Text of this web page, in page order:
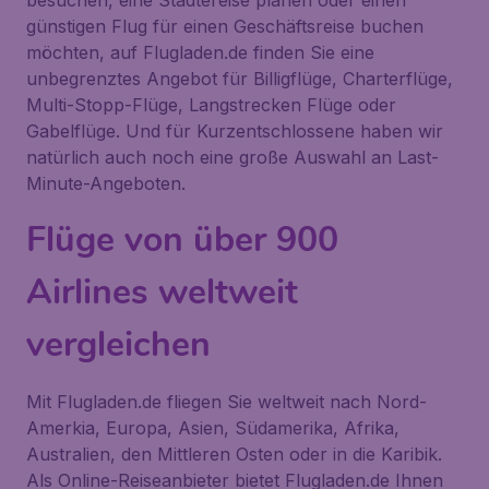
günstigen Flug für einen Geschäftsreise buchen
möchten, auf Flugladen.de finden Sie eine
unbegrenztes Angebot für Billigflüge, Charterflüge,
Multi-Stopp-Flüge, Langstrecken Flüge oder
Gabelflüge. Und für Kurzentschlossene haben wir
natürlich auch noch eine große Auswahl an Last-
Minute-Angeboten.
Flüge von über 900
Airlines weltweit
vergleichen
Mit Flugladen.de fliegen Sie weltweit nach Nord-
Amerkia, Europa, Asien, Südamerika, Afrika,
Australien, den Mittleren Osten oder in die Karibik.
Als Online-Reiseanbieter bietet Flugladen.de Ihnen